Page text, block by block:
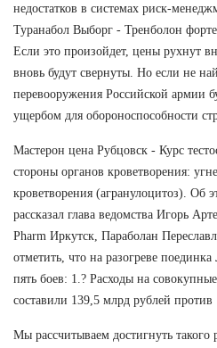
недостатков в системах риск-
Туранабол Выборг - Тренболон
Если это произойдет, цены рухнут
вновь будут свернуты. Но если не
перевооружения Российской армии
ущербом для обороноспособности
Мастерон цена Рубцовск - Курс
стороны органов кроветворения:
кроветворения (агранулоцитоз). Об
рассказал глава ведомства Игорь
Pharm Иркутск, Параболан
отметить, что на разогреве
пять боев: 1.? Расходы на
составили 139,5 млрд рублей против
Мы рассчитываем достигнуть такого